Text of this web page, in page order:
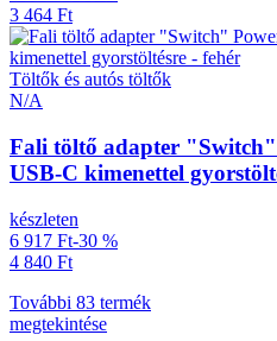
3 464 Ft
Töltők és autós töltők
N/A
Fali töltő adapter
USB-C kimenettel
készleten
6 917 Ft-30 %
4 840 Ft
További 83 termék
megtekintése